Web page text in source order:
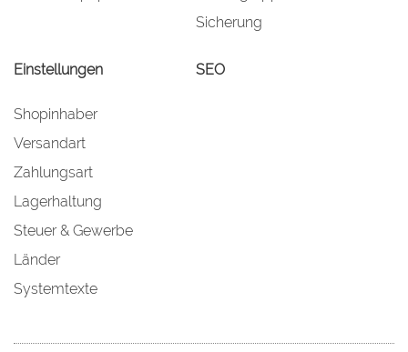
Sicherung
Einstellungen
Shopinhaber
Versandart
Zahlungsart
Lagerhaltung
Steuer & Gewerbe
Länder
Systemtexte
SEO